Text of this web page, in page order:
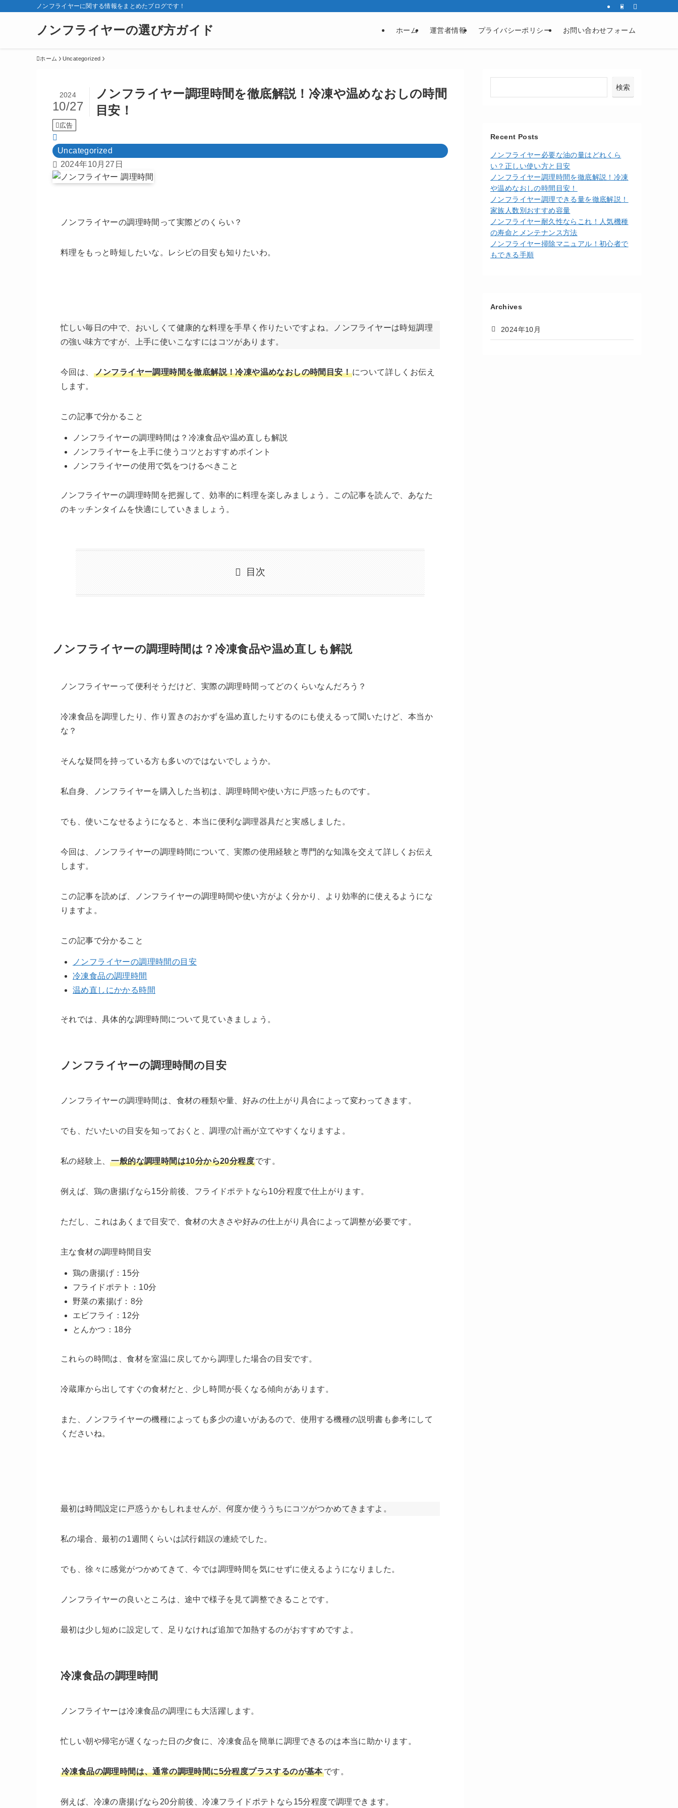
ノンフライヤーに関する情報をまとめたブログです！
ノンフライヤーの選び方ガイド ホーム 運営者情報 プライバシーポリシー お問い合わせフォーム
ホーム Uncategorized
ノンフライヤー調理時間を徹底解説！冷凍や温めなおしの時間
目安！
2024
10/27
広告
Uncategorized
2024年10月27日
ノンフライヤーの調理時間って実際どのくらい？
料理をもっと時短したいな。レシピの目安も知りたいわ。
忙しい毎日の中で、おいしくて健康的な料理を手早く作りたいですよね。ノンフライヤーは時短調理
の強い味方ですが、上手に使いこなすにはコツがあります。
今回は、 ノンフライヤー調理時間を徹底解説！冷凍や温めなおしの時間目安！について詳しくお伝え
します。
この記事で分かること
ノンフライヤーの調理時間は？冷凍食品や温め直しも解説
ノンフライヤーを上手に使うコツとおすすめポイント
ノンフライヤーの使用で気をつけるべきこと
ノンフライヤーの調理時間を把握して、効率的に料理を楽しみましょう。この記事を読んで、あなた
のキッチンタイムを快適にしていきましょう。
目次
ノンフライヤーの調理時間は？冷凍食品や温め直しも解説
ノンフライヤーって便利そうだけど、実際の調理時間ってどのくらいなんだろう？
冷凍食品を調理したり、作り置きのおかずを温め直したりするのにも使えるって聞いたけど、本当か
な？
そんな疑問を持っている方も多いのではないでしょうか。
私自身、ノンフライヤーを購入した当初は、調理時間や使い方に戸惑ったものです。
でも、使いこなせるようになると、本当に便利な調理器具だと実感しました。
今回は、ノンフライヤーの調理時間について、実際の使用経験と専門的な知識を交えて詳しくお伝え
します。
この記事を読めば、ノンフライヤーの調理時間や使い方がよく分かり、より効率的に使えるようにな
りますよ。
この記事で分かること
ノンフライヤーの調理時間の目安
冷凍食品の調理時間
温め直しにかかる時間
それでは、具体的な調理時間について見ていきましょう。
ノンフライヤーの調理時間の目安
ノンフライヤーの調理時間は、食材の種類や量、好みの仕上がり具合によって変わってきます。
でも、だいたいの目安を知っておくと、調理の計画が立てやすくなりますよ。
私の経験上、一般的な調理時間は10分から20分程度です。
例えば、鶏の唐揚げなら15分前後、フライドポテトなら10分程度で仕上がります。
ただし、これはあくまで目安で、食材の大きさや好みの仕上がり具合によって調整が必要です。
主な食材の調理時間目安
鶏の唐揚げ：15分
フライドポテト：10分
野菜の素揚げ：8分
エビフライ：12分
とんかつ：18分
これらの時間は、食材を室温に戻してから調理した場合の目安です。
冷蔵庫から出してすぐの食材だと、少し時間が長くなる傾向があります。
また、ノンフライヤーの機種によっても多少の違いがあるので、使用する機種の説明書も参考にして
くださいね。
最初は時間設定に戸惑うかもしれませんが、何度か使ううちにコツがつかめてきますよ。
私の場合、最初の1週間くらいは試行錯誤の連続でした。
でも、徐々に感覚がつかめてきて、今では調理時間を気にせずに使えるようになりました。
ノンフライヤーの良いところは、途中で様子を見て調整できることです。
最初は少し短めに設定して、足りなければ追加で加熱するのがおすすめですよ。
冷凍食品の調理時間
ノンフライヤーは冷凍食品の調理にも大活躍します。
忙しい朝や帰宅が遅くなった日の夕食に、冷凍食品を簡単に調理できるのは本当に助かります。
冷凍食品の調理時間は、通常の調理時間に5分程度プラスするのが基本です。
例えば、冷凍の唐揚げなら20分前後、冷凍フライドポテトなら15分程度で調理できます。
検索
Recent Posts
ノンフライヤー必要な油の量はどれくら
い？正しい使い方と目安
ノンフライヤー調理時間を徹底解説！冷凍
や温めなおしの時間目安！
ノンフライヤー調理できる量を徹底解説！
家族人数別おすすめ容量
ノンフライヤー耐久性ならこれ！人気機種
の寿命とメンテナンス方法
ノンフライヤー掃除マニュアル！初心者で
もできる手順
Archives
2024年10月